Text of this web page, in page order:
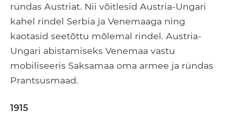
ründas Austriat. Nii võitlesid Austria-Ungari
kahel rindel Serbia ja Venemaaga ning
kaotasid seetõttu mõlemal rindel. Austria-
Ungari abistamiseks Venemaa vastu
mobiliseeris Saksamaa oma armee ja ründas
Prantsusmaad.
1915